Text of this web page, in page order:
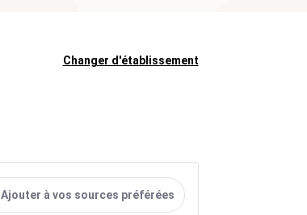
Changer d'établissement
Ajouter à vos sources préférées